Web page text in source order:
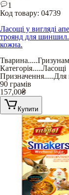
1
Код товару: 04739
Ласощі у вигляді
троянд для шиншил.
кожна.
Тварина.....Гризунам
Категорія.....Ласощі
Призначення.....Для
90 грамів
157,00₴
Купити